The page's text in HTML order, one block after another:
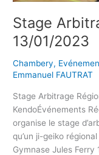
Stage
13/01/2023
Chambery,
Emmanuel FAUTRAT
Stage Arbitrage
KendoÉvénements
organise le stage
qu’un ji-geiko
Gymnase Jules